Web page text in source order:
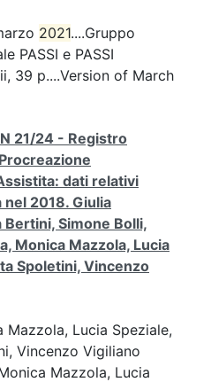
2021....Gruppo
PASSI e PASSI
39 p....Version of March
21/24 - Registro
dati relativi
nel 2018. Giulia
Bertini, Simone Bolli,
Monica Mazzola, Lucia
Spoletini, Vincenzo
Mazzola, Lucia Speziale,
Vincenzo Vigiliano
Mazzola, Lucia